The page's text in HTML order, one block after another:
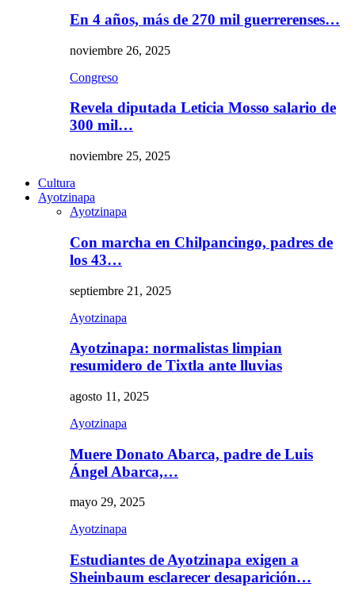
En 4 años, más de 270 mil guerrerenses…
noviembre 26, 2025
Congreso
Revela diputada Leticia Mosso salario de
300 mil…
noviembre 25, 2025
Cultura
Ayotzinapa
Ayotzinapa
Con marcha en Chilpancingo, padres de
los 43…
septiembre 21, 2025
Ayotzinapa
Ayotzinapa: normalistas limpian
resumidero de Tixtla ante lluvias
agosto 11, 2025
Ayotzinapa
Muere Donato Abarca, padre de Luis
Ángel Abarca,…
mayo 29, 2025
Ayotzinapa
Estudiantes de Ayotzinapa exigen a
Sheinbaum esclarecer desaparición…